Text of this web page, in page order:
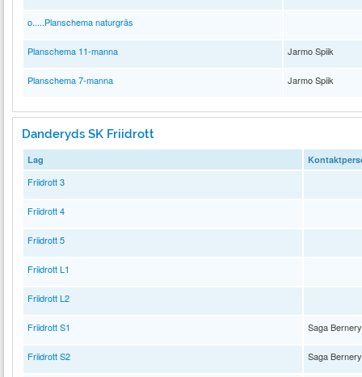
o.....Planschema naturgräs
Planschema 11-manna Jarmo Spiik
Planschema 7-manna Jarmo Spiik
Danderyds SK Friidrott
Lag
Friidrott 3
Friidrott 4
Friidrott 5
Friidrott L1
Friidrott L2
Friidrott S1 Saga
Friidrott S2 Saga